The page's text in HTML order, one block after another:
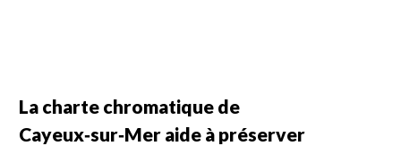
La charte chromatique de
Cayeux‑sur‑Mer aide à préserver